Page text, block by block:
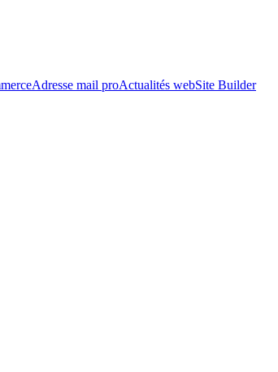
Adresse mail proActualités webSite Builder